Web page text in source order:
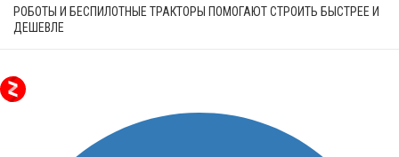
РОБОТЫ И БЕСПИЛОТНЫЕ ТРАКТОРЫ ПОМОГАЮТ СТРОИТЬ БЫСТРЕЕ И
ДЕШЕВЛЕ